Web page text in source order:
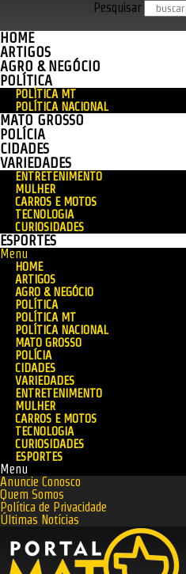
Pesquisar
HOME
ARTIGOS
AGRO & NEGÓCIO
POLÍTICA
POLÍTICA MT
POLÍTICA NACIONAL
MATO GROSSO
POLÍCIA
CIDADES
VARIEDADES
ENTRETENIMENTO
MULHER
CARROS E MOTOS
TECNOLOGIA
CURIOSIDADES
ESPORTES
Menu
HOME
ARTIGOS
AGRO & NEGÓCIO
POLÍTICA
POLÍTICA MT
POLÍTICA NACIONAL
MATO GROSSO
POLÍCIA
CIDADES
VARIEDADES
ENTRETENIMENTO
MULHER
CARROS E MOTOS
TECNOLOGIA
CURIOSIDADES
ESPORTES
Menu
Anuncie Conosco
Quem Somos
Política de Privacidade
Últimas Notícias